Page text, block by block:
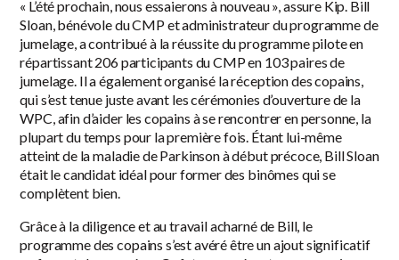
« L’été prochain, nous essaierons à nouveau », assure Kip. Bill
Sloan, bénévole du CMP et administrateur du programme de
jumelage, a contribué à la réussite du programme pilote en
répartissant 206 participants du CMP en 103 paires de
jumelage. Il a également organisé la réception des copains,
qui s’est tenue juste avant les cérémonies d’ouverture de la
WPC, afin d’aider les copains à se rencontrer en personne, la
plupart du temps pour la première fois. Étant lui-même
atteint de la maladie de Parkinson à début précoce, Bill Sloan
était le candidat idéal pour former des binômes qui se
complètent bien.
Grâce à la diligence et au travail acharné de Bill, le
programme des copains s’est avéré être un ajout significatif